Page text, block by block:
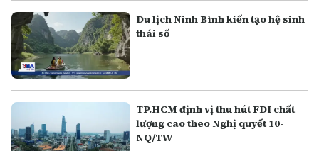
Du lịch Ninh Bình kiến tạo hệ sinh
thái số
TP.HCM định vị thu hút FDI chất
lượng cao theo Nghị quyết 10-
NQ/TW